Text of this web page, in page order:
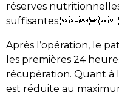
réserves
suffisantes.
Après l’opération, le
les premières 24
récupération. Quant à
est réduite au